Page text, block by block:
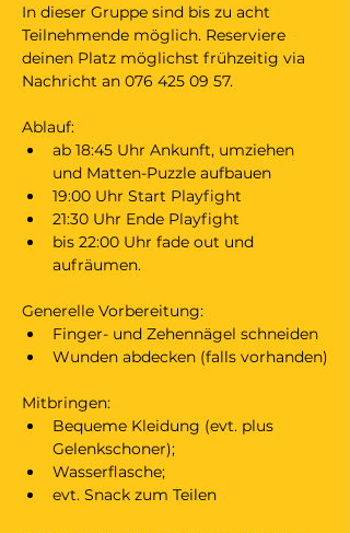
In dieser Gruppe sind bis zu acht
Teilnehmende möglich. Reserviere
deinen Platz möglichst frühzeitig via
Nachricht an 076 425 09 57.
Ablauf:
ab 18:45 Uhr Ankunft, umziehen
und Matten-Puzzle aufbauen
19:00 Uhr Start Playfight
21:30 Uhr Ende Playfight
bis 22:00 Uhr fade out und
aufräumen.
Generelle Vorbereitung:
Finger- und Zehennägel schneiden
Wunden abdecken (falls vorhanden)
Mitbringen:
Bequeme Kleidung (evt. plus
Gelenkschoner);
Wasserflasche;
evt. Snack zum Teilen